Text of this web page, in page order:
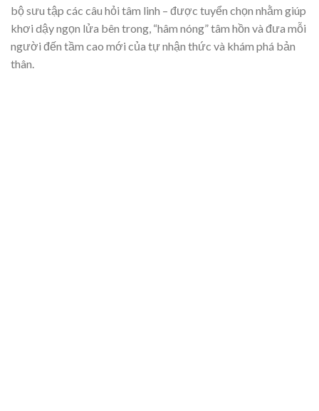
bộ sưu tập các câu hỏi tâm linh – được tuyển chọn nhằm giúp
khơi dậy ngọn lửa bên trong, “hâm nóng” tâm hồn và đưa mỗi
người đến tầm cao mới của tự nhận thức và khám phá bản
thân.